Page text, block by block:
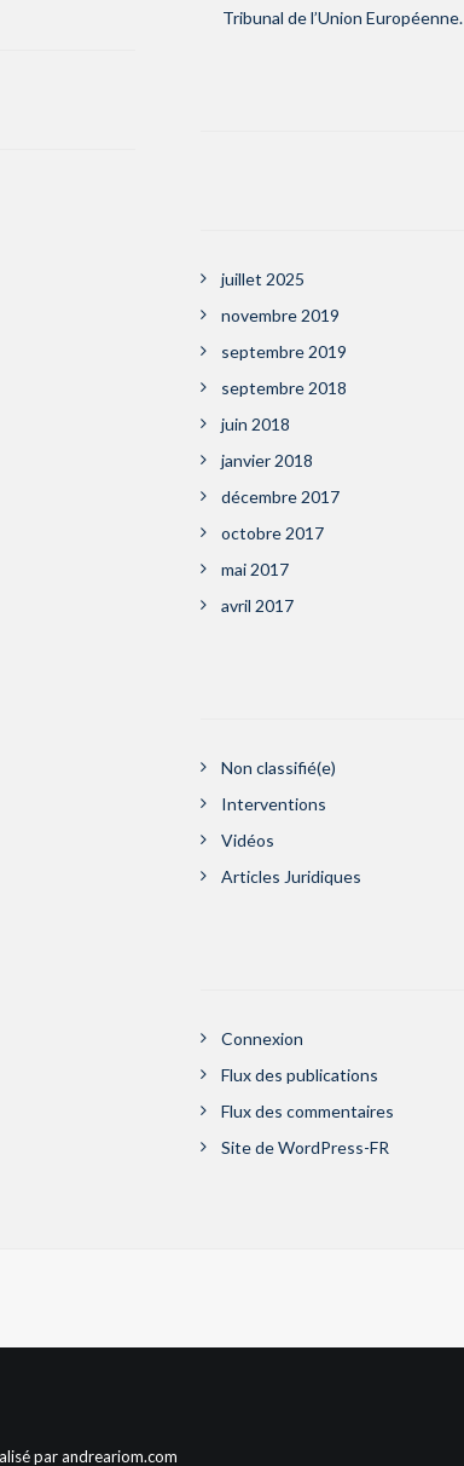
Tribunal de l’Union Européenne.
juillet 2025
novembre 2019
septembre 2019
septembre 2018
juin 2018
janvier 2018
décembre 2017
octobre 2017
mai 2017
avril 2017
Non classifié(e)
Interventions
Vidéos
Articles Juridiques
Connexion
Flux des publications
Flux des commentaires
Site de WordPress-FR
parandreariom.com